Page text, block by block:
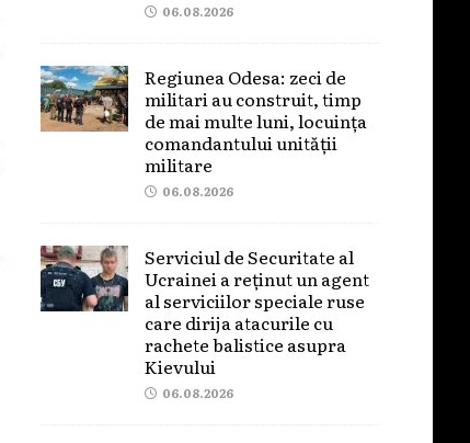
06.08.2026
Regiunea Odesa: zeci de
militari au construit, timp
de mai multe luni, locuința
comandantului unității
militare
06.08.2026
Serviciul de Securitate al
Ucrainei a reținut un agent
al serviciilor speciale ruse
care dirija atacurile cu
rachete balistice asupra
Kievului
06.08.2026